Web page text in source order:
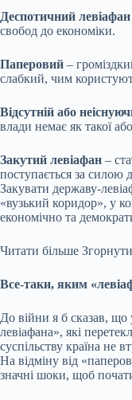
Деспотичний левіафан
свобод до економіки.
Паперовий –
слабкий, чим
Відсутній або
влади немає як такої
Закутий левіафан –
поступається за силою
Закувати державу-
«вузький коридор», у
економічно та
Читати більше Згорнути
Все-таки, яким
До війни я б сказав, що
левіафана», які
суспільству країна не
На відміну від
значні шоки, щоб